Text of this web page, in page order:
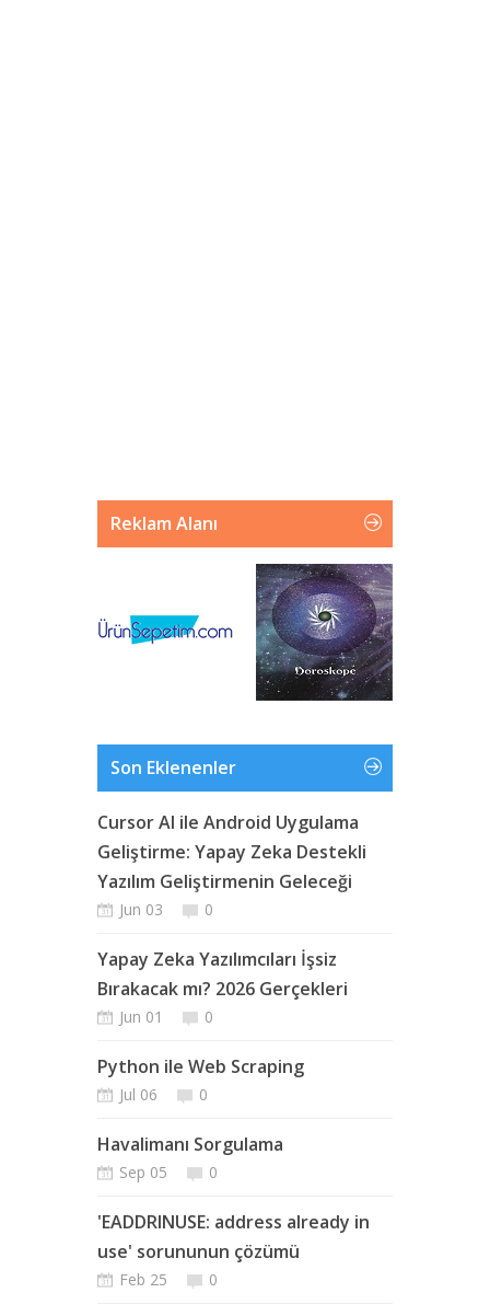
Reklam Alanı
Son Eklenenler
Cursor AI ile Android Uygulama
Geliştirme: Yapay Zeka Destekli
Yazılım Geliştirmenin Geleceği
Jun 03 0
Yapay Zeka Yazılımcıları İşsiz
Bırakacak mı? 2026 Gerçekleri
Jun 01 0
Python ile Web Scraping
Jul 06 0
Havalimanı Sorgulama
Sep 05 0
'EADDRINUSE: address already in
use' sorununun çözümü
Feb 25 0